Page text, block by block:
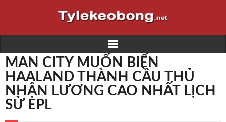
Home
Trực tiếp bóng đá K+
MAN CITY MUỐN BIẾN
HAALAND THÀNH CẦU THỦ
NHẬN LƯƠNG CAO NHẤT LỊCH
SỬ EPL